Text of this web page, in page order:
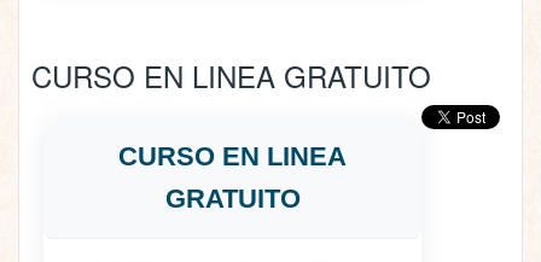
CURSO EN LINEA GRATUITO
CURSO EN LINEA
GRATUITO